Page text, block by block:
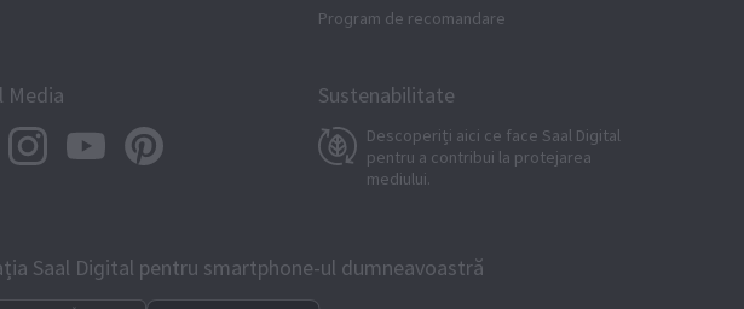
Program de recomandare
Media Sustenabilitate
Descoperiți aici ce face Saal Digital
pentru a contribui la protejarea
mediului.
Saal Digital pentru smartphone-ul dumneavoastră